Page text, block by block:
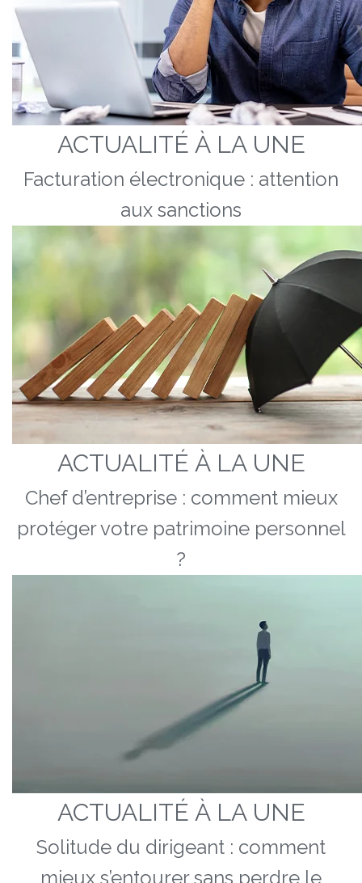
ACTUALITÉ À LA UNE
Facturation électronique : attention
aux sanctions
ACTUALITÉ À LA UNE
Chef d’entreprise : comment mieux
protéger votre patrimoine personnel
?
ACTUALITÉ À LA UNE
Solitude du dirigeant : comment
mieux s’entourer sans perdre le